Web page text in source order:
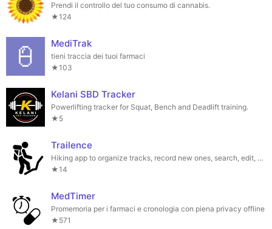
Prendi il controllo del tuo consumo di cannabis.
★124
MediTrak
tieni traccia dei tuoi farmaci
★103
Kelani SBD Tracker
Powerlifting tracker for Squat, Bench and Deadlift training.
★5
Trailence
Hiking app to organize tracks, record new ones, search, edit, and much more...
★14
MedTimer
Promemoria per i farmaci e cronologia con piena privacy offline
★571